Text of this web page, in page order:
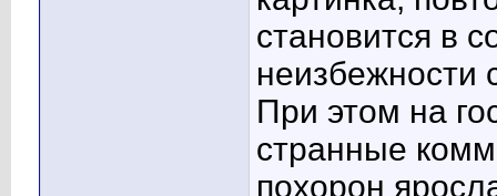
становится в
неизбежности
При этом на
странные
похорон